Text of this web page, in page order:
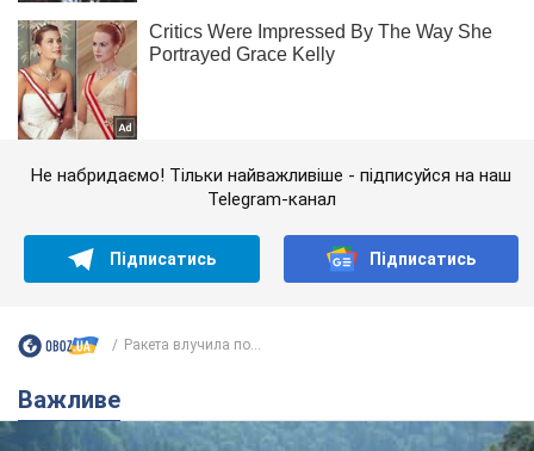
Не набридаємо! Тільки найважливіше - підписуйся на наш
Telegram-канал
Підписатись Підписатись
Ракета влучила по...
Важливе